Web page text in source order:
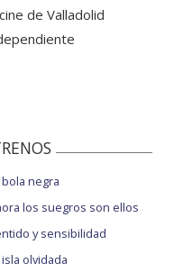
de Valladolid
bola negra
los suegros son ellos
y sensibilidad
isla olvidada